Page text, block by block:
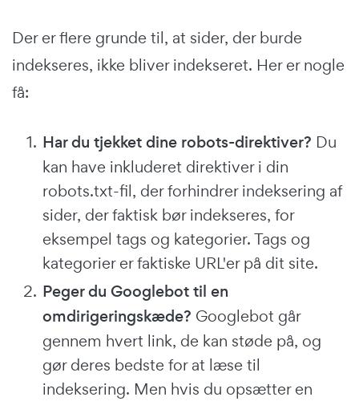
Der er flere grunde til, at sider, der burde
indekseres, ikke bliver indekseret. Her er nogle
få:
Har du tjekket dine robots-direktiver? Du
kan have inkluderet direktiver i din
robots.txt-fil, der forhindrer indeksering af
sider, der faktisk bør indekseres, for
eksempel tags og kategorier. Tags og
kategorier er faktiske URL'er på dit site.
Peger du Googlebot til en
omdirigeringskæde? Googlebot går
gennem hvert link, de kan støde på, og
gør deres bedste for at læse til
indeksering. Men hvis du opsætter en